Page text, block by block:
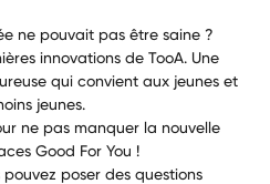
ne pouvait pas être saine ?
innovations de TooA. Une
qui convient aux jeunes et
jeunes.
ne pas manquer la nouvelle
Good For You !
poser des questions